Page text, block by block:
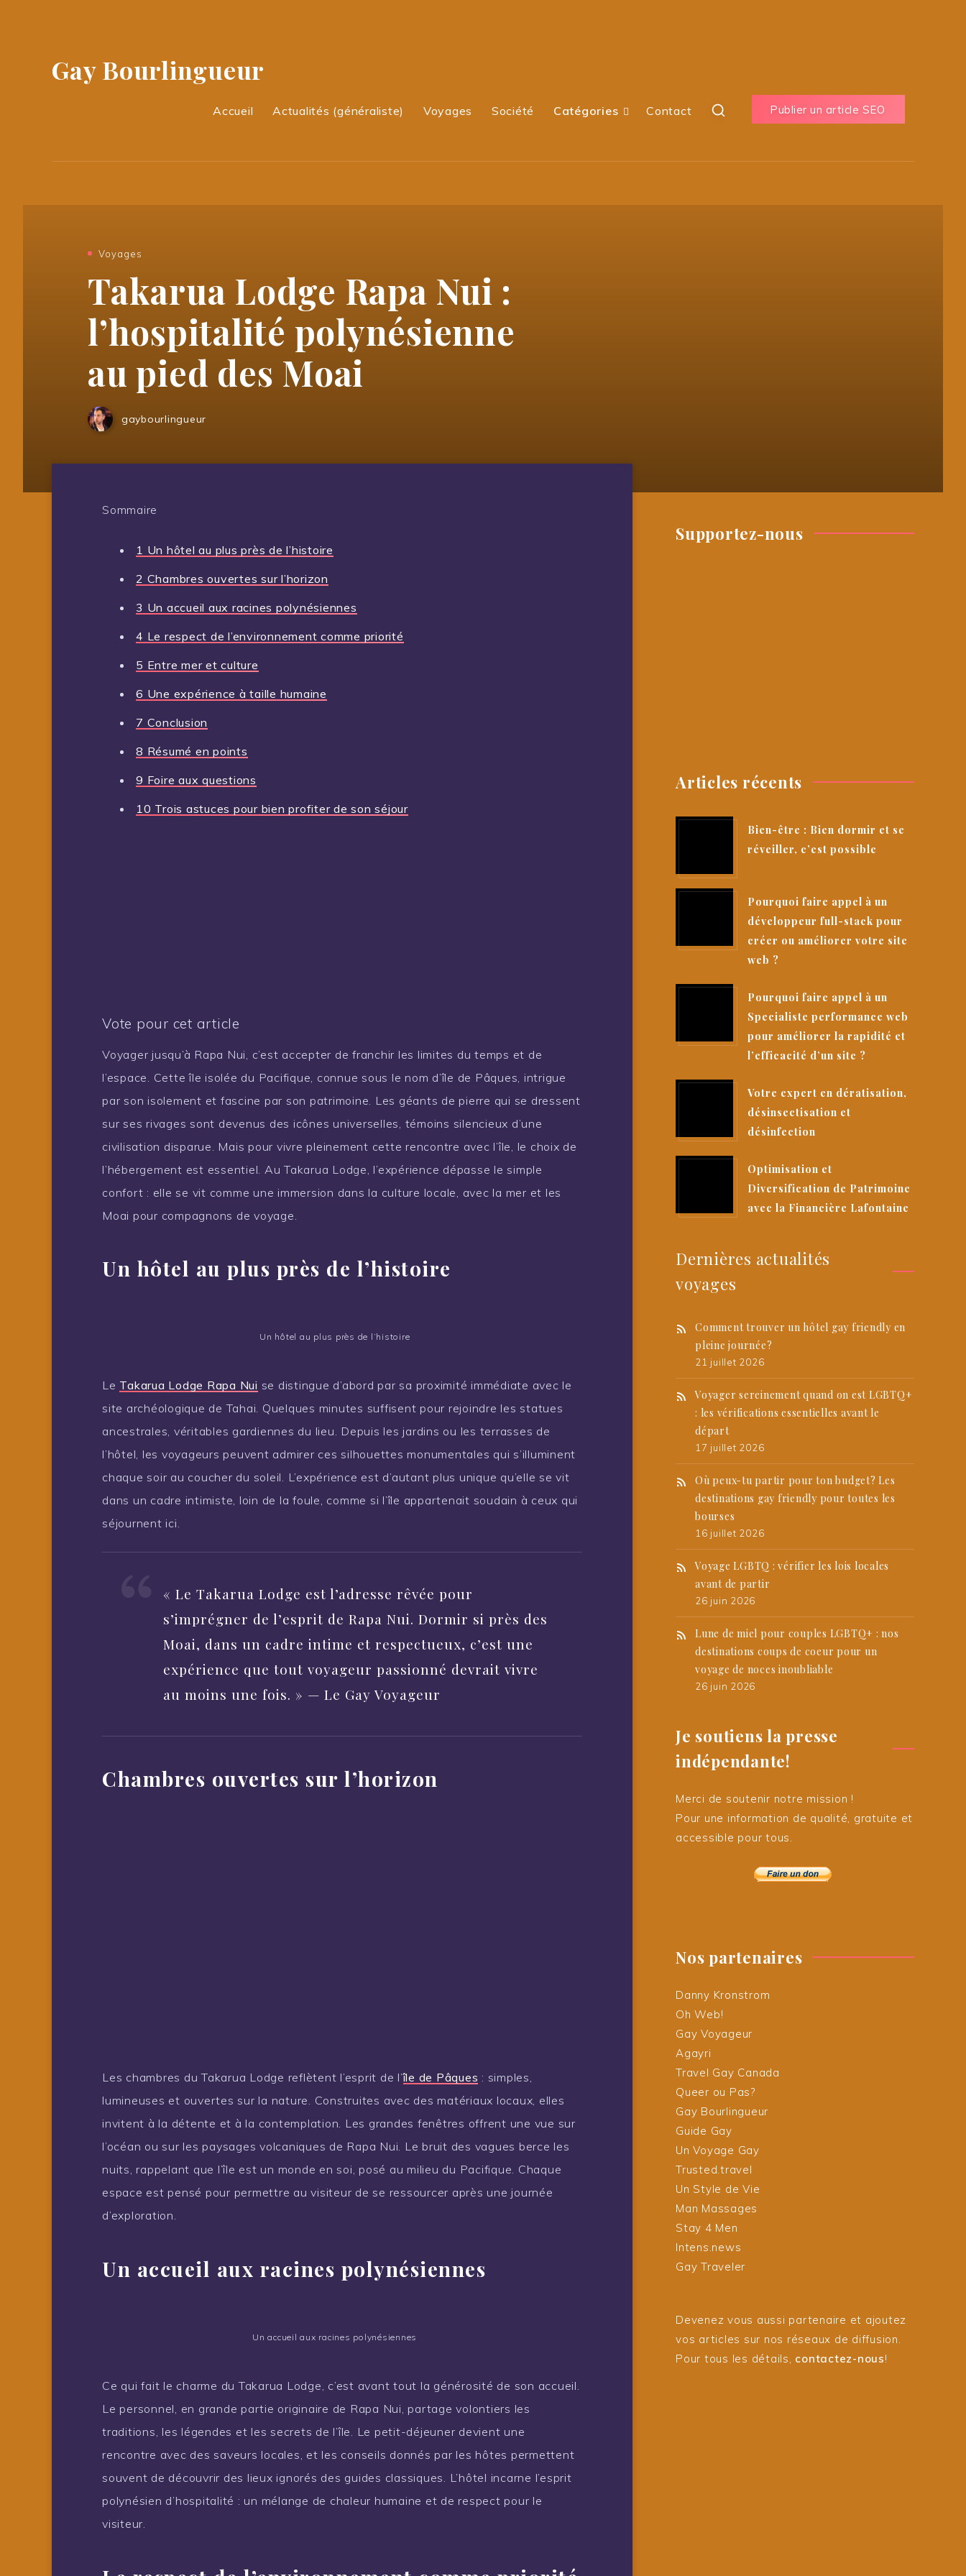
Gay Bourlingueur
Accueil Actualités (généraliste) Voyages Société Catégories Contact Publier un article SEO
Voyages
Takarua Lodge Rapa Nui :
l’hospitalité polynésienne
au pied des Moai
gaybourlingueur
Sommaire
1 Un hôtel au plus près de l’histoire
2 Chambres ouvertes sur l’horizon
3 Un accueil aux racines polynésiennes
4 Le respect de l’environnement comme priorité
5 Entre mer et culture
6 Une expérience à taille humaine
7 Conclusion
8 Résumé en points
9 Foire aux questions
10 Trois astuces pour bien profiter de son séjour
Vote pour cet article
Voyager jusqu’à Rapa Nui, c’est accepter de franchir les limites du temps et de
l’espace. Cette île isolée du Pacifique, connue sous le nom d’île de Pâques, intrigue
par son isolement et fascine par son patrimoine. Les géants de pierre qui se dressent
sur ses rivages sont devenus des icônes universelles, témoins silencieux d’une
civilisation disparue. Mais pour vivre pleinement cette rencontre avec l’île, le choix de
l’hébergement est essentiel. Au Takarua Lodge, l’expérience dépasse le simple
confort : elle se vit comme une immersion dans la culture locale, avec la mer et les
Moai pour compagnons de voyage.
Un hôtel au plus près de l’histoire
Un hôtel au plus près de l’histoire
Le Takarua Lodge Rapa Nui se distingue d’abord par sa proximité immédiate avec le
site archéologique de Tahai. Quelques minutes suffisent pour rejoindre les statues
ancestrales, véritables gardiennes du lieu. Depuis les jardins ou les terrasses de
l’hôtel, les voyageurs peuvent admirer ces silhouettes monumentales qui s’illuminent
chaque soir au coucher du soleil. L’expérience est d’autant plus unique qu’elle se vit
dans un cadre intimiste, loin de la foule, comme si l’île appartenait soudain à ceux qui
séjournent ici.
« Le Takarua Lodge est l’adresse rêvée pour
s’imprégner de l’esprit de Rapa Nui. Dormir si près des
Moai, dans un cadre intime et respectueux, c’est une
expérience que tout voyageur passionné devrait vivre
au moins une fois. » — Le Gay Voyageur
Chambres ouvertes sur l’horizon
Les chambres du Takarua Lodge reflètent l’esprit de l’île de Pâques : simples,
lumineuses et ouvertes sur la nature. Construites avec des matériaux locaux, elles
invitent à la détente et à la contemplation. Les grandes fenêtres offrent une vue sur
l’océan ou sur les paysages volcaniques de Rapa Nui. Le bruit des vagues berce les
nuits, rappelant que l’île est un monde en soi, posé au milieu du Pacifique. Chaque
espace est pensé pour permettre au visiteur de se ressourcer après une journée
d’exploration.
Un accueil aux racines polynésiennes
Un accueil aux racines polynésiennes
Ce qui fait le charme du Takarua Lodge, c’est avant tout la générosité de son accueil.
Le personnel, en grande partie originaire de Rapa Nui, partage volontiers les
traditions, les légendes et les secrets de l’île. Le petit-déjeuner devient une
rencontre avec des saveurs locales, et les conseils donnés par les hôtes permettent
souvent de découvrir des lieux ignorés des guides classiques. L’hôtel incarne l’esprit
polynésien d’hospitalité : un mélange de chaleur humaine et de respect pour le
visiteur.
Supportez-nous
Articles récents
Bien-être : Bien dormir et se
réveiller, c’est possible
Pourquoi faire appel à un
développeur full-stack pour
créer ou améliorer votre site
web ?
Pourquoi faire appel à un
Specialiste performance web
pour améliorer la rapidité et
l’efficacité d’un site ?
Votre expert en dératisation,
désinsectisation et
désinfection
Optimisation et
Diversification de Patrimoine
avec la Financière Lafontaine
Dernières actualités
voyages
Comment trouver un hôtel gay friendly en
pleine journée?
21 juillet 2026
Voyager sereinement quand on est LGBTQ+
: les vérifications essentielles avant le
départ
17 juillet 2026
Où peux-tu partir pour ton budget? Les
destinations gay friendly pour toutes les
bourses
16 juillet 2026
Voyage LGBTQ : vérifier les lois locales
avant de partir
26 juin 2026
Lune de miel pour couples LGBTQ+ : nos
destinations coups de coeur pour un
voyage de noces inoubliable
26 juin 2026
Je soutiens la presse
indépendante!
Merci de soutenir notre mission !
Pour une information de qualité, gratuite et
accessible pour tous.
Nos partenaires
Danny Kronstrom
Oh Web!
Gay Voyageur
Agayri
Travel Gay Canada
Queer ou Pas?
Gay Bourlingueur
Guide Gay
Un Voyage Gay
Trusted.travel
Un Style de Vie
Man Massages
Stay 4 Men
Intens.news
Gay Traveler
Devenez vous aussi partenaire et ajoutez
vos articles sur nos réseaux de diffusion.
Pour tous les détails, contactez-nous!